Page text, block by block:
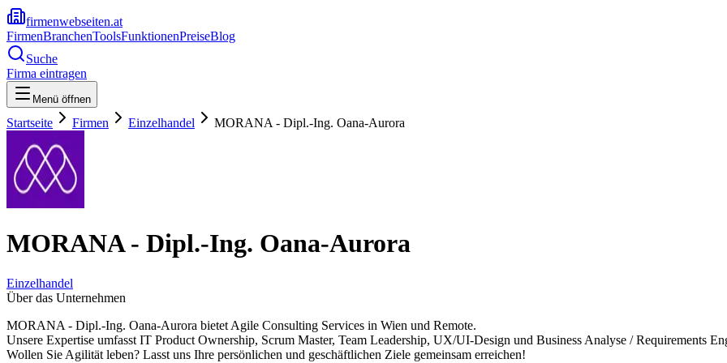
firmenwebseiten.at
FirmenBranchenToolsFunktionenPreiseBlog
Suche
Firma eintragen
Menü öffnen
Startseite Firmen Einzelhandel MORANA - Dipl.-Ing. Oana-Aurora
MORANA - Dipl.-Ing. Oana-Aurora
Einzelhandel
Über das Unternehmen
MORANA - Dipl.-Ing. Oana-Aurora bietet Agile Consulting Services in Wien und Remote.
Unsere Expertise umfasst IT Product Ownership, Scrum Master, Team Leadership, UX/UI-Design und Business Analyse / Requirements
Wollen Sie Agilität leben? Lasst uns Ihre persönlichen und geschäftlichen Ziele gemeinsam erreichen!